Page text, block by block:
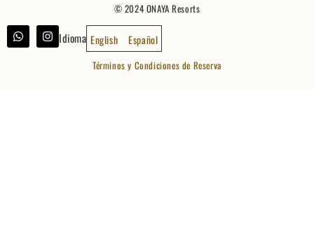
© 2024 ONAYA Resorts
Idioma English Español
Términos y Condiciones de Reserva